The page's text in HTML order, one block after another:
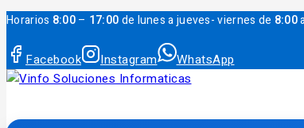
Horarios 8:00– 17:00de lunes a jueves- viernes de 8:00
Facebook Instagram WhatsApp